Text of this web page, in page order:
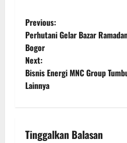
Previous:
Perhutani Gelar Bazar
Bogor
Next:
Bisnis Energi MNC Group
Lainnya
Tinggalkan Balasan